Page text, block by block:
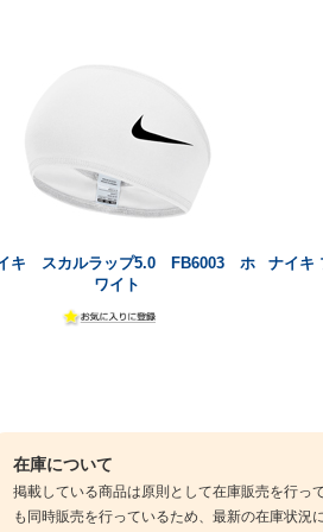
キ スカルラップ5.0 FB6003 ホ
ワイト
ナイキ
在庫について
掲載している商品は原則として在庫販売を行っ
も同時販売を行っているため、最新の在庫状